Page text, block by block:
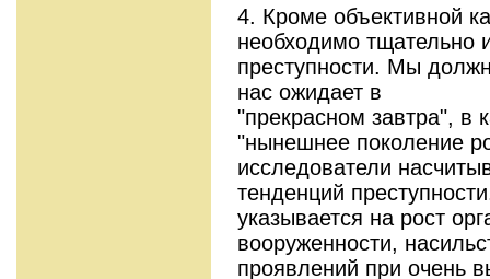
4. Кроме объективной
необходимо тщательно
преступности. Мы
нас ожидает в
"прекрасном завтра", в
"нынешнее поколение
исследователи
тенденций
указывается на рост
вооруженности,
проявлений при очень